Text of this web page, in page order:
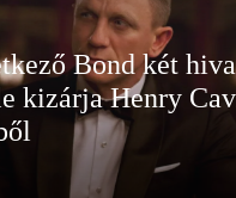
Bond két
kizárja Henry